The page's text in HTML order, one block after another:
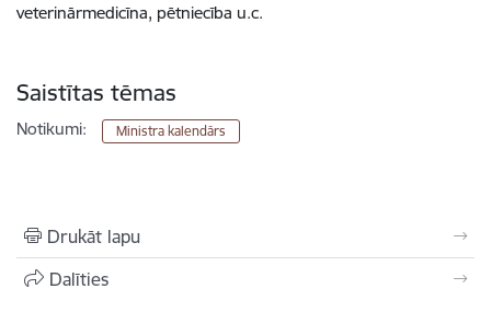
veterinārmedicīna, pētniecība u.c.
Saistītas tēmas
Notikumi: Ministra kalendārs
Drukāt lapu
Dalīties